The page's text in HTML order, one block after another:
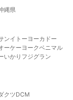
縄県
ンイトーヨーカドー
ーケー ヨークベニマル
いかり フジグラン
クツDCM